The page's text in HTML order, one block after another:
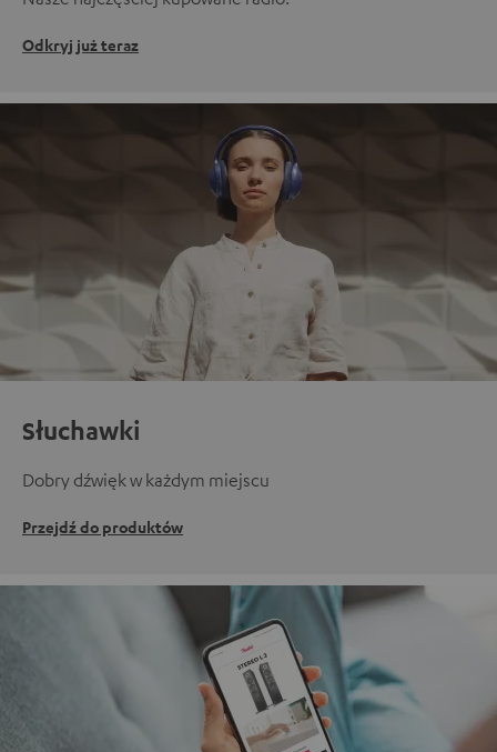
Odkryj już teraz
Słuchawki
Dobry dźwięk w każdym miejscu
Przejdź do produktów